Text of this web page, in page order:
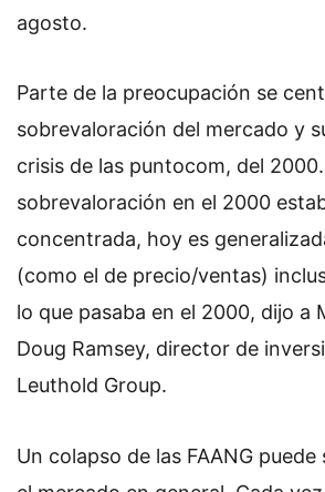
agosto.
Parte de la preocupación se
sobrevaloración del mercado y
crisis de las puntocom, del 2000.
sobrevaloración en el 2000
concentrada, hoy es
(como el de precio/ventas)
lo que pasaba en el 2000, dijo a
Doug Ramsey, director de
Leuthold Group.
Un colapso de las FAANG